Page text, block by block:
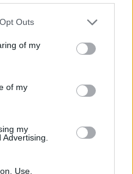
Outs
of my
of my
my
Use,
REID